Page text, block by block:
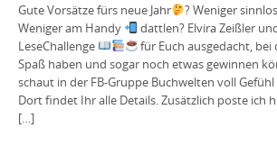
Gute Vorsätze fürs neue Jahr ? Weniger
Weniger am Handy
dattlen? Elvira Zeißler
LeseChallenge
für Euch ausgedacht,
Spaß haben und sogar noch etwas gewinnen
schaut in der FB-Gruppe Buchwelten voll
Dort findet Ihr alle Details. Zusätzlich poste ich
[…]